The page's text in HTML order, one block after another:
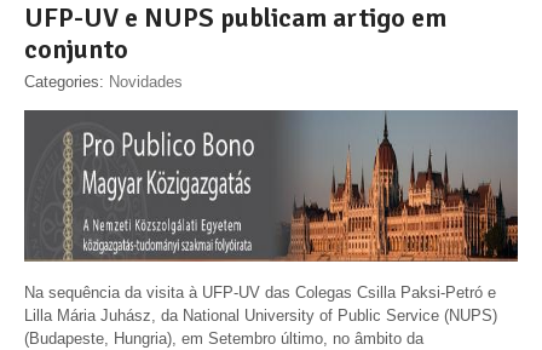
UFP-UV e NUPS publicam artigo em
conjunto
Categories: Novidades
Na sequência da visita à UFP-UV das Colegas Csilla Paksi-Petró e
Lilla Mária Juhász, da National University of Public Service (NUPS)
(Budapeste, Hungria), em Setembro último, no âmbito da